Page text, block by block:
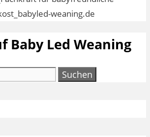
Baby Led Weaning